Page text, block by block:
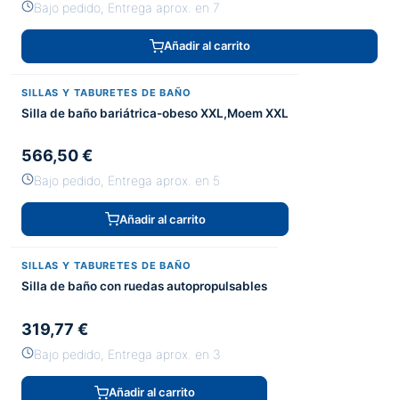
Bajo pedido, Entrega aprox. en 7
Añadir al carrito
SILLAS Y TABURETES DE BAÑO
Silla de baño bariátrica-obeso XXL,Moem XXL
566,50 €
Bajo pedido, Entrega aprox. en 5
Añadir al carrito
SILLAS Y TABURETES DE BAÑO
Silla de baño con ruedas autopropulsables
319,77 €
Bajo pedido, Entrega aprox. en 3
Añadir al carrito